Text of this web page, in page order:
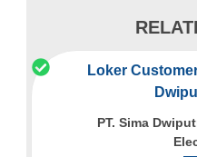
Loker
PT. Sima